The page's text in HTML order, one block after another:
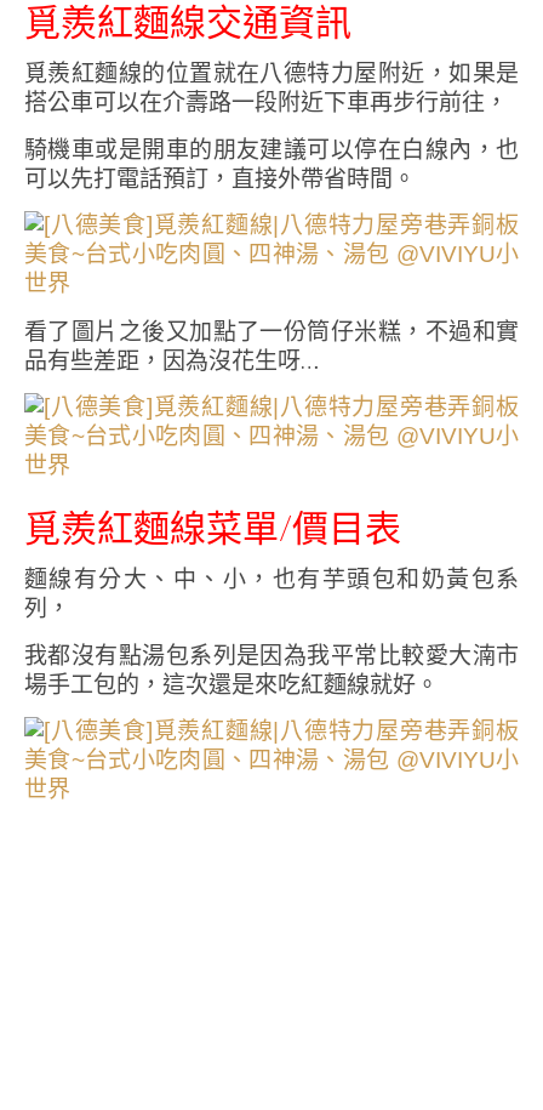
覓羨紅麵線交通資訊
覓羨紅麵線的位置就在八德特力屋附近，如果是
搭公車可以在介壽路一段附近下車再步行前往，
騎機車或是開車的朋友建議可以停在白線內，也
可以先打電話預訂，直接外帶省時間。
看了圖片之後又加點了一份筒仔米糕，不過和實
品有些差距，因為沒花生呀…
覓羨紅麵線菜單/價目表
麵線有分大、中、小，也有芋頭包和奶黃包系
列，
我都沒有點湯包系列是因為我平常比較愛大湳市
場手工包的，這次還是來吃紅麵線就好。